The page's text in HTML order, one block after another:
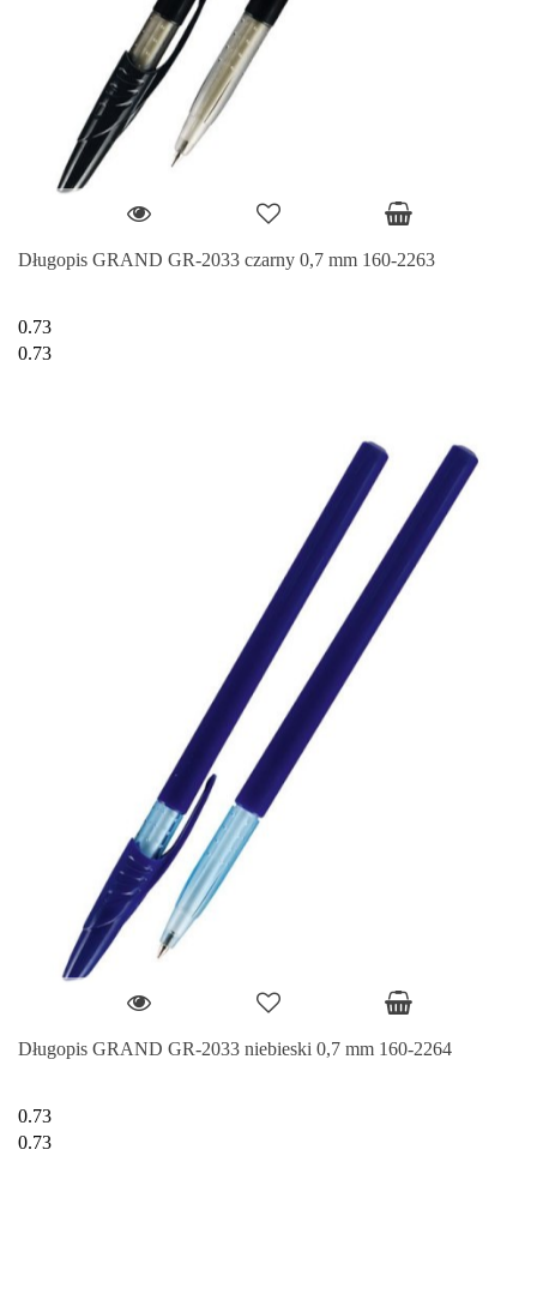
Długopis GRAND GR-2033 czarny 0,7 mm 160-2263
0.73
0.73
Długopis GRAND GR-2033 niebieski 0,7 mm 160-2264
0.73
0.73